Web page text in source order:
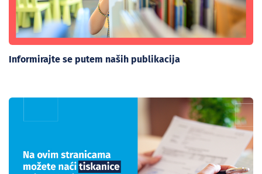
Informirajte se putem naših publikacija